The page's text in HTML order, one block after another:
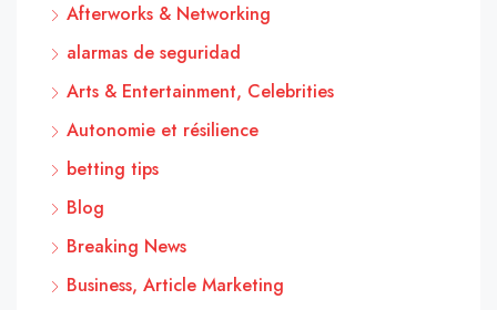
Afterworks & Networking
alarmas de seguridad
Arts & Entertainment, Celebrities
Autonomie et résilience
betting tips
Blog
Breaking News
Business, Article Marketing